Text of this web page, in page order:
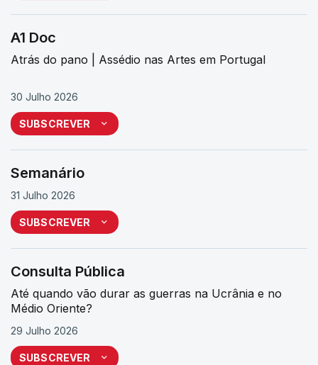
A1 Doc
Atrás do pano | Assédio nas Artes em Portugal
30 Julho 2026
SUBSCREVER
Semanário
31 Julho 2026
SUBSCREVER
Consulta Pública
Até quando vão durar as guerras na Ucrânia e no
Médio Oriente?
29 Julho 2026
SUBSCREVER